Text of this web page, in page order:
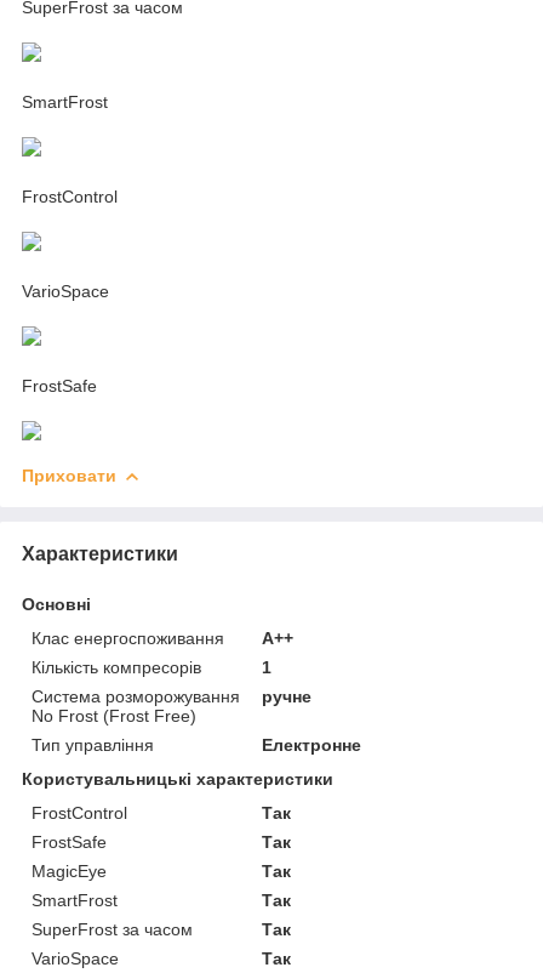
SuperFrost за часом
SmartFrost
FrostControl
VarioSpace
FrostSafe
Приховати
Характеристики
Основні
Клас енергоспоживання
A++
Кількість компресорів
1
Система розморожування
No Frost (Frost Free)
ручне
Тип управління
Електронне
Користувальницькі характеристики
FrostControl
Так
FrostSafe
Так
MagicEye
Так
SmartFrost
Так
SuperFrost за часом
Так
VarioSpace
Так